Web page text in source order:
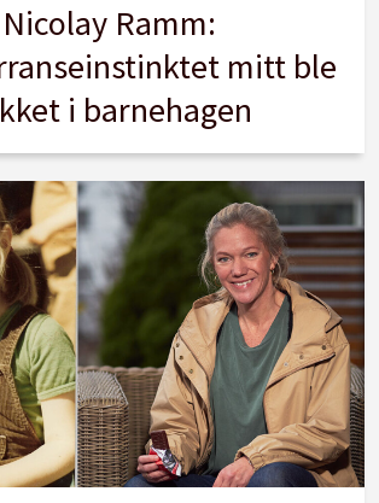
Nicolay Ramm:
mitt ble
i barnehagen